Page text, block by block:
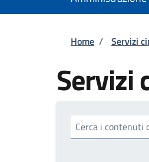
Briciole
Home / Servizi
Servizi
Cerca i contenuti